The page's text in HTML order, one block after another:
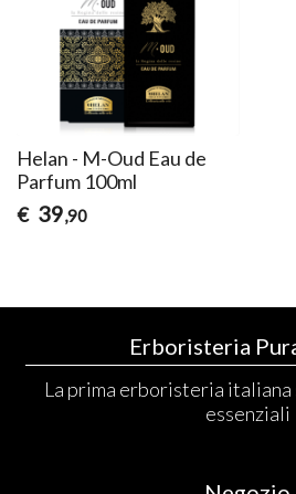
Helan - M-Oud Eau de
Parfum 100ml
€ 39,90
Erboristeria
La prima erboristeria
essenziali